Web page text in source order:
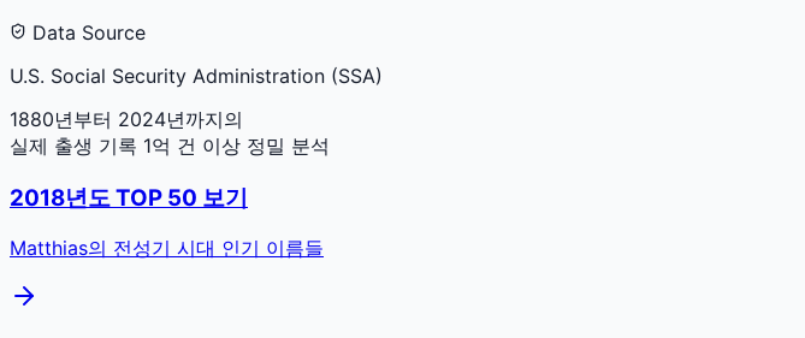
Data Source
U.S. Social Security Administration (SSA)
1880년부터 2024년까지의
실제 출생 기록 1억 건 이상 정밀 분석
2018년도 TOP 50 보기
Matthias의 전성기 시대 인기 이름들